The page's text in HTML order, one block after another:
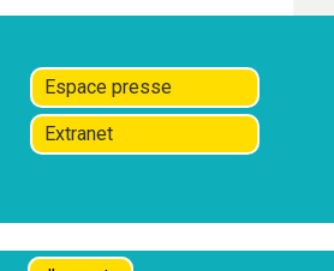
Espace presse
Extranet